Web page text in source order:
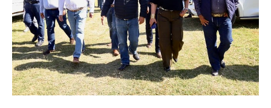
Jalisco RADIO / En Vivo
Nosotros
Contacto